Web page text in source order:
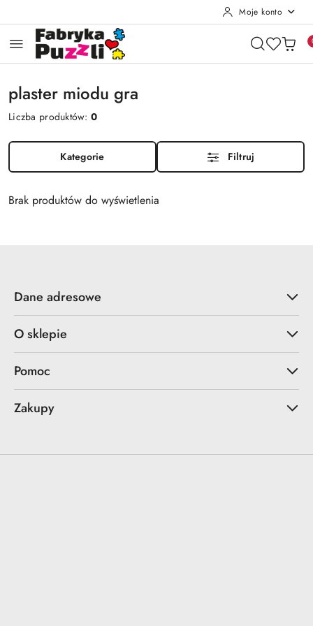
Moje konto
plaster miodu gra
Liczba produktów:0
Kategorie Filtruj
Brak produktów do wyświetlenia
Dane adresowe
O sklepie
Pomoc
Zakupy